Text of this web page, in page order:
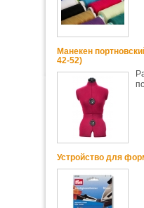
Манекен
42-52)
Устройство для